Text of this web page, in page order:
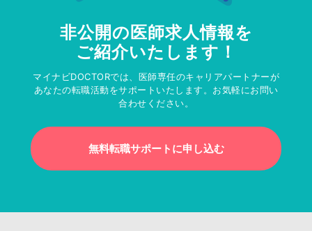
非公開の医師求人情報を
ご紹介いたします！
マイナビDOCTORでは、医師専任のキャリアパートナーが
あなたの転職活動をサポートいたします。お気軽にお問い
合わせください。
無料転職サポートに申し込む